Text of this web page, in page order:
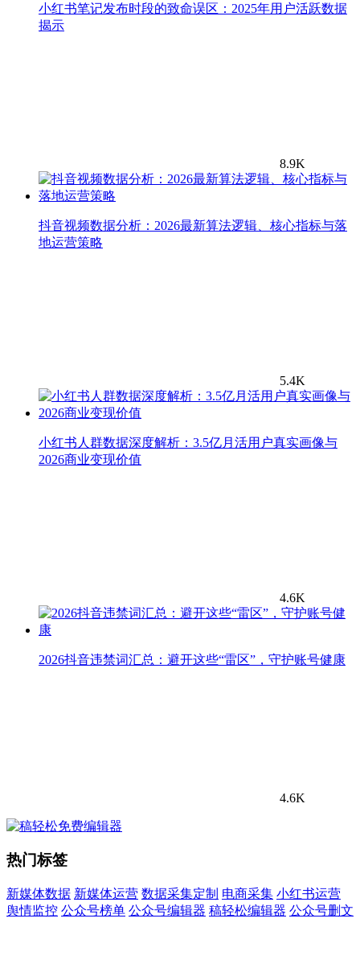
小红书笔记发布时段的致命误区：2025年用户活跃数据
揭示
8.9K
抖音视频数据分析：2026最新算法逻辑、核心指标与落
地运营策略
5.4K
小红书人群数据深度解析：3.5亿月活用户真实画像与
2026商业变现价值
4.6K
2026抖音违禁词汇总：避开这些“雷区”，守护账号健康
4.6K
热门标签
新媒体数据 新媒体运营 数据采集定制 电商采集 小红书运营
舆情监控 公众号榜单 公众号编辑器 稿轻松编辑器 公众号删文